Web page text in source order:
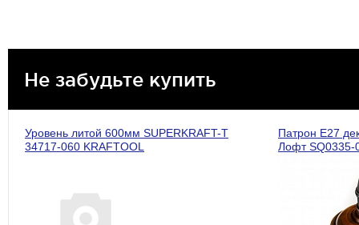
Не забудьте купить
Уровень литой 600мм SUPERKRAFT-T
34717-060 KRAFTOOL
Патрон Е27
Лофт SQ0335-